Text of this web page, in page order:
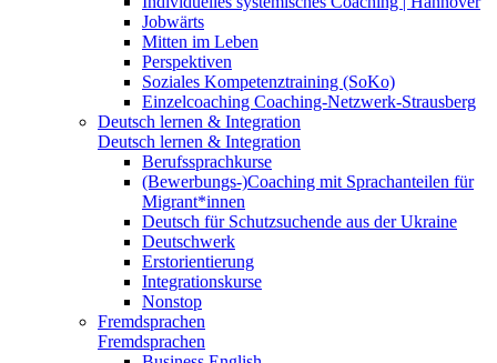
Jobwärts
Mitten im Leben
Perspektiven
Soziales Kompetenztraining (SoKo)
Einzelcoaching Coaching-Netzwerk-Strausberg
Deutsch lernen & Integration
Deutsch lernen & Integration
Berufssprachkurse
(Bewerbungs-)Coaching mit Sprachanteilen für
Migrant*innen
Deutsch für Schutzsuchende aus der Ukraine
Deutschwerk
Erstorientierung
Integrationskurse
Nonstop
Fremdsprachen
Fremdsprachen